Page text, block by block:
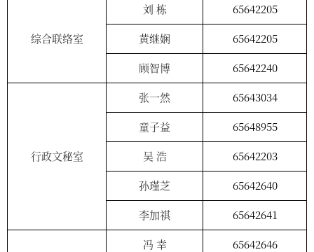
综合联络室
刘 栋
65642205
黄继娴
65642205
顾智博
65642240
行政文秘室
张一然
65643034
童子益
65648955
吴 浩
65642203
孙瑾芝
65642640
李加祺
65642641
冯 幸
65642646